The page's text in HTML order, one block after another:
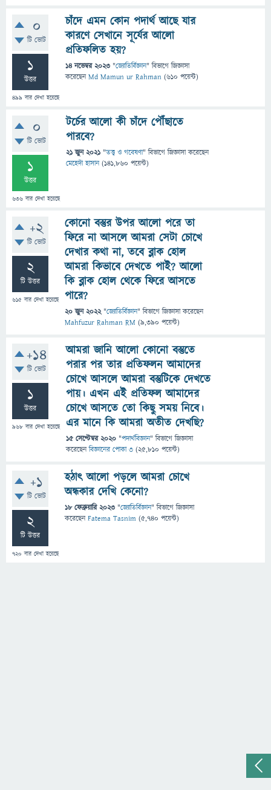
0
টি ভোট
1
উত্তর
499 বার দেখা হয়েছে
চাঁদে এমন কোন পদার্থ আছে যার
কারণে সেখানে সূর্যের আলো
প্রতিফলিত হয়?
14 নভেম্বর 2023 "জ্যোতির্বিজ্ঞান" বিভাগে জিজ্ঞাসা
করেছেনMd Mamun ur Rahman (610 পয়েন্ট)
0
টি ভোট
1
উত্তর
636 বার দেখা হয়েছে
টর্চের আলো কী চাঁদে পৌঁছাতে
পারবে?
21 জুন 2021 "তত্ত্ব ও গবেষণা" বিভাগে জিজ্ঞাসাকরেছেন
মেহেদী হাসান (141,860 পয়েন্ট)
+2
টি ভোট
2
টি উত্তর
615 বার দেখা হয়েছে
কোনো বস্তুর উপর আলো পরে তা
ফিরে না আসলে আমরা সেটা চোখে
দেখার কথা না, তবে ব্লাক হোল
আমরা কিভাবে দেখতে পাই? আলো
কি ব্লাক হোল থেকে ফিরে আসতে
পারে?
20 জুন 2022 "জ্যোতির্বিজ্ঞান" বিভাগে জিজ্ঞাসাকরেছেন
Mahfuzur Rahman RM (9,390 পয়েন্ট)
+14
টি ভোট
1
উত্তর
968 বার দেখা হয়েছে
আমরা জানি আলো কোনো বস্তুতে
পরার পর তার প্রতিফলন আমাদের
চোখে আসলে আমরা বস্তুটিকে দেখতে
পায়। এখন এই প্রতিফল আমাদের
চোখে আসতে তো কিছু সময় নিবে।
এর মানে কি আমরা অতীত দেখছি?
15 সেপ্টেম্বর 2020 "পদার্থবিজ্ঞান" বিভাগে জিজ্ঞাসা
করেছেনবিজ্ঞানের পোকা ৩ (25,810 পয়েন্ট)
+1
টি ভোট
2
টি উত্তর
720 বার দেখা হয়েছে
হঠাৎ আলো পড়লে আমরা চোখে
অন্ধকার দেখি কেনো?
18 ফেব্রুয়ারি 2023 "জ্যোতির্বিজ্ঞান" বিভাগে জিজ্ঞাসা
করেছেনFatema Tasnim (5,740 পয়েন্ট)